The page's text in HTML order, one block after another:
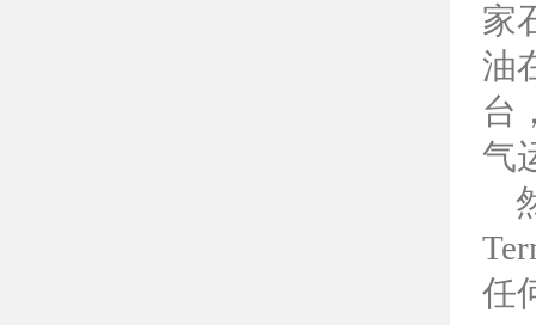
家
油
台
气
任